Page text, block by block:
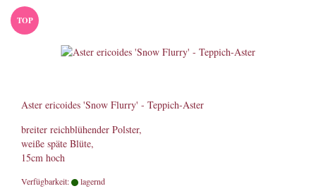
TOP
Aster ericoides 'Snow Flurry' - Teppich-Aster
breiter reichblühender Polster,
weiße späte Blüte,
15cm hoch
Verfügbarkeit: lagernd